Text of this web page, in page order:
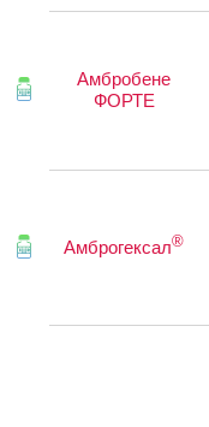
Амбробене
ФОРТЕ
Амброгексал®